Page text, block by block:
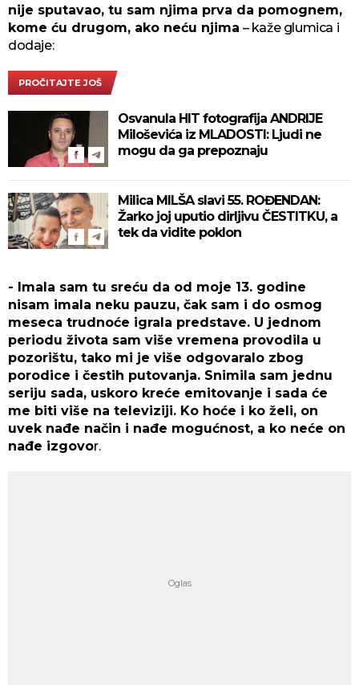
nije sputavao, tu sam njima prva da pomognem,
kome ću drugom, ako neću njima – kaže glumica i
dodaje:
PROČITAJTE JOŠ
Osvanula HIT fotografija ANDRIJE
Miloševića iz MLADOSTI: Ljudi ne
mogu da ga prepoznaju
Milica MILŠA slavi 55. ROĐENDAN:
Žarko joj uputio dirljivu ČESTITKU, a
tek da vidite poklon
- Imala sam tu sreću da od moje 13. godine
nisam imala neku pauzu, čak sam i do osmog
meseca trudnoće igrala predstave. U jednom
periodu života sam više vremena provodila u
pozorištu, tako mi je više odgovaralo zbog
porodice i čestih putovanja. Snimila sam jednu
seriju sada, uskoro kreće emitovanje i sada će
me biti više na televiziji. Ko hoće i ko želi, on
uvek nađe način i nađe mogućnost, a ko neće on
nađe izgovor.